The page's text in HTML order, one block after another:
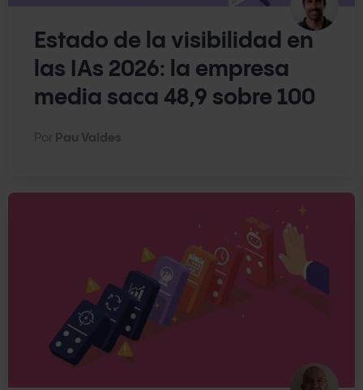
Estado de la visibilidad en
las IAs 2026: la empresa
media saca 48,9 sobre 100
Por Pau Valdes